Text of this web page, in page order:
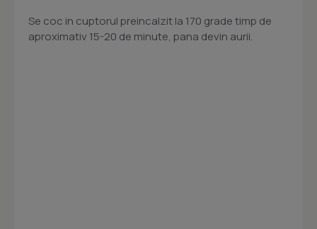
Se coc in cuptorul preincalzit la 170 grade timp de
aproximativ 15-20 de minute, pana devin aurii.